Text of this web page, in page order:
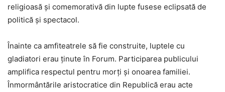
religioasă și comemorativă din lupte fusese eclipsată de
politică și spectacol.
Înainte ca amfiteatrele să fie construite, luptele cu
gladiatori erau ținute în Forum. Participarea publicului
amplifica respectul pentru morți și onoarea familiei.
Înmormântările aristocratice din Republică erau acte